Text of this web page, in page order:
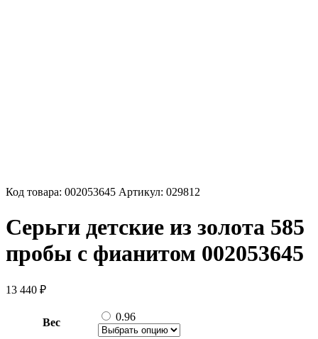
Код товара: 002053645 Артикул: 029812
Серьги детские из золота 585
пробы с фианитом 002053645
13 440 ₽
Вес 0.96